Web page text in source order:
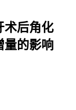
术后角化
量的影响